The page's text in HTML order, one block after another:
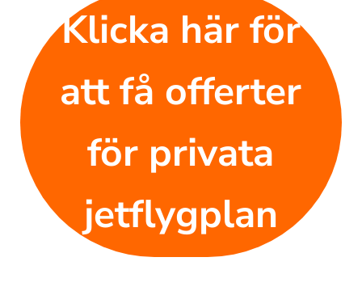
Klicka här för
att få offerter
för privata
jetflygplan